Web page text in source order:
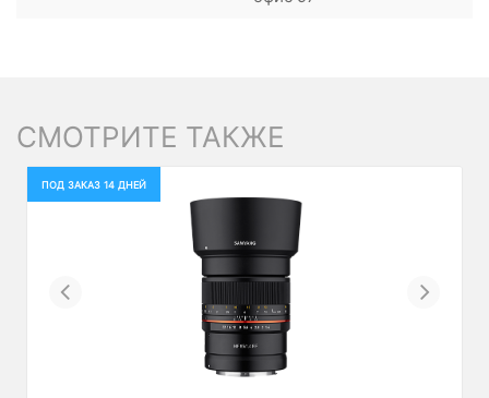
СМОТРИТЕ ТАКЖЕ
ПОД ЗАКАЗ 14 ДНЕЙ
Previous Next